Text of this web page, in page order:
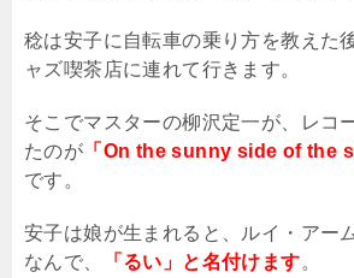
稔は安子に自転車の乗り方を教えた
ャズ喫茶店に連れて行きます。
そこでマスターの柳沢定一が、レコ
たのが 「On the sunny side of the
です。
安子は娘が生まれると、ルイ・アー
なんで、
「るい」と名付けます。